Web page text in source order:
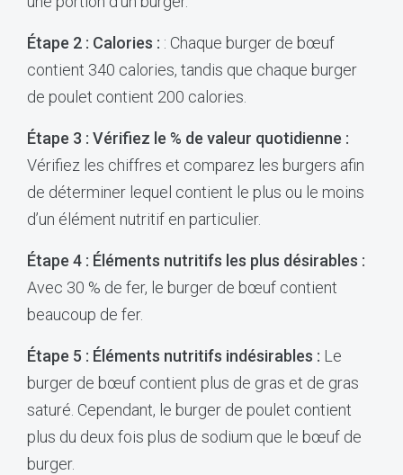
Étape 2 : Calories : : Chaque burger de bœuf
contient 340 calories, tandis que chaque burger
de poulet contient 200 calories.
Étape 3 : Vérifiez le % de valeur quotidienne :
Vérifiez les chiffres et comparez les burgers afin
de déterminer lequel contient le plus ou le moins
d’un élément nutritif en particulier.
Étape 4 : Éléments nutritifs les plus désirables :
Avec 30 % de fer, le burger de bœuf contient
beaucoup de fer.
Étape 5 : Éléments nutritifs indésirables : Le
burger de bœuf contient plus de gras et de gras
saturé. Cependant, le burger de poulet contient
plus du deux fois plus de sodium que le bœuf de
burger.